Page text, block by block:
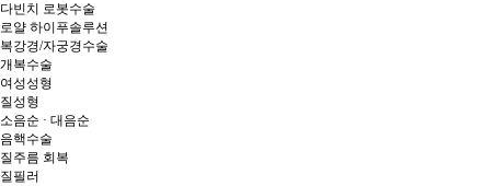
다빈치 로봇수술
로얄 하이푸솔루션
복강경/자궁경수술
개복수술
여성성형
질성형
소음순 · 대음순
음핵수술
질주름 회복
질필러